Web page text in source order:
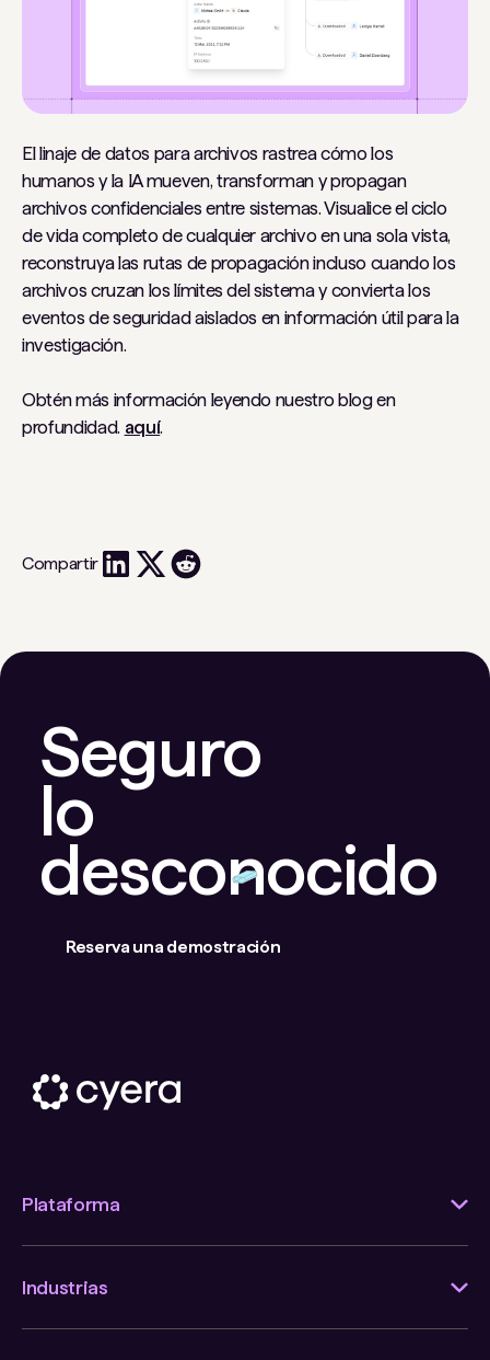
El linaje de datos para archivos rastrea cómo los
humanos y la IA mueven, transforman y propagan
archivos confidenciales entre sistemas. Visualice el ciclo
de vida completo de cualquier archivo en una sola vista,
reconstruya las rutas de propagación incluso cuando los
archivos cruzan los límites del sistema y convierta los
eventos de seguridad aislados en información útil para la
investigación.
Obtén más información leyendo nuestro blog en
profundidad. aquí.
Compartir
Seguro
lo
desconocido
Reserva una demostración
Plataforma
Industrias